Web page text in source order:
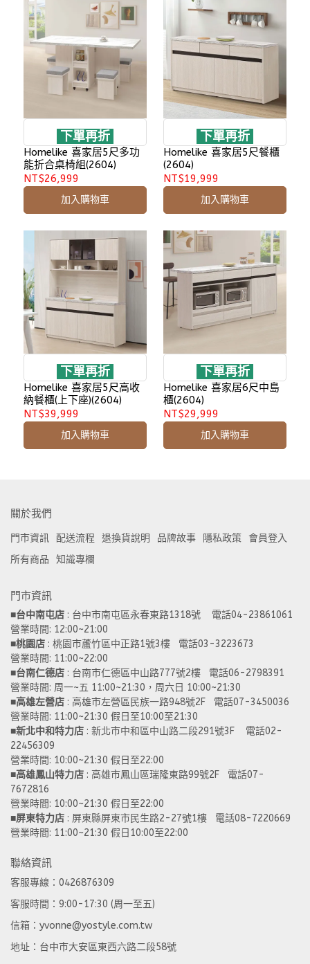
下單再折
Homelike 喜家居5尺多功
能折合桌椅組(2604)
NT$26,999
加入購物車
下單再折
Homelike 喜家居5尺餐櫃
(2604)
NT$19,999
加入購物車
下單再折
Homelike 喜家居5尺高收
納餐櫃(上下座)(2604)
NT$39,999
加入購物車
下單再折
Homelike 喜家居6尺中島
櫃(2604)
NT$29,999
加入購物車
關於我們
門市資訊 配送流程 退換貨說明 品牌故事 隱私政策
會員登入
所有商品
知識專欄
門市資訊
■台中南屯店 : 台中市南屯區永春東路1318號    電話04-23861061
營業時間: 12:00~21:00
■桃園店 : 桃園市蘆竹區中正路1號3樓   電話03-3223673
營業時間: 11:00~22:00
■台南仁德店 : 台南市仁德區中山路777號2樓   電話06-2798391
營業時間: 周一~五 11:00~21:30，周六日 10:00~21:30
■高雄左營店 : 高雄市左營區民族一路948號2F   電話07-3450036
營業時間: 11:00~21:30 假日至10:00至21:30
■新北中和特力店 : 新北市中和區中山路二段291號3F    電話02-
22456309
營業時間: 10:00~21:30 假日至22:00
■高雄鳳山特力店 : 高雄市鳳山區瑞隆東路99號2F   電話07-
7672816
營業時間: 10:00~21:30 假日至22:00
■屏東特力店 : 屏東縣屏東市民生路2-27號1樓   電話08-7220669
營業時間: 11:00~21:30 假日10:00至22:00
聯絡資訊
客服專線：0426876309
客服時間：9:00-17:30 (周一至五)
信箱：yvonne@yostyle.com.tw
地址：台中市大安區東西六路二段58號